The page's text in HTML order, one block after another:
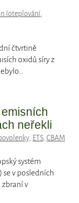
íoteplování,
čtvrtině
oxidů síry z
neřekli
, ETS, CBAM
systém
se v posledních
zbraní v